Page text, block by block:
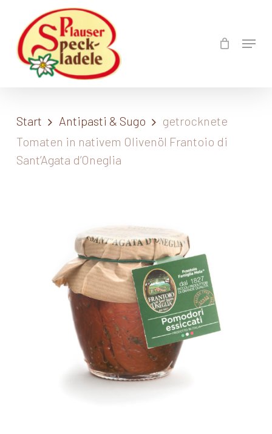
main
content
Menu
Start Antipasti & Sugo
getrocknete
Tomaten in nativem Olivenöl Frantoio di
Sant’Agata d’Oneglia
Close